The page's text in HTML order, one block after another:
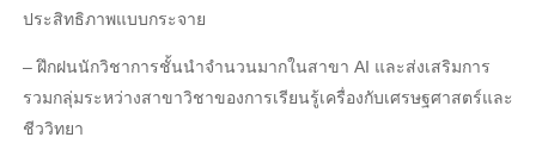
ประสิทธิภาพแบบกระจาย
– ฝึกฝนนักวิชาการชั้นนําจํานวนมากในสาขา AI และส่งเสริมการ
รวมกลุ่มระหว่างสาขาวิชาของการเรียนรู้เครื่องกับเศรษฐศาสตร์และ
ชีววิทยา